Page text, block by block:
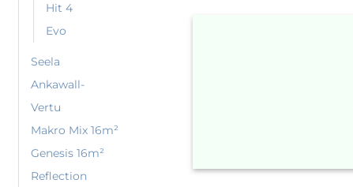
Hit 4
Evo
Seela
Ankawall-
Vertu
Makro Mix 16m²
Genesis 16m²
Reflection